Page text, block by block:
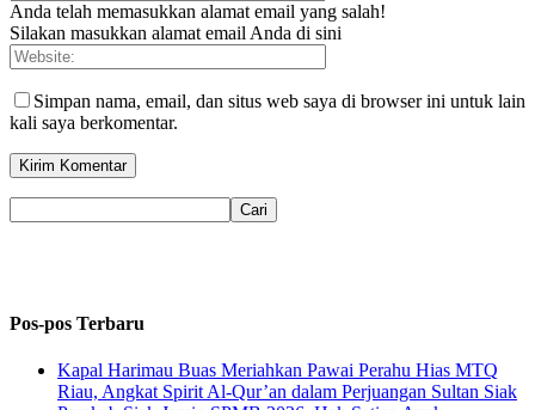
Anda telah memasukkan alamat email yang salah!
Silakan masukkan alamat email Anda di sini
Simpan nama, email, dan situs web saya di browser ini untuk lain
kali saya berkomentar.
Pos-pos Terbaru
Kapal Harimau Buas Meriahkan Pawai Perahu Hias MTQ
Riau, Angkat Spirit Al-Qur’an dalam Perjuangan Sultan Siak